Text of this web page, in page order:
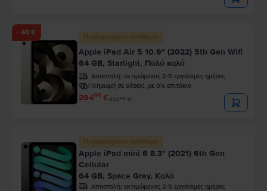
- 40 €
Περιορισμένο απόθεμα
Apple iPad Air 5 10.9" (2022) 5th Gen Wifi
64 GB, Starlight, Πολύ καλό
Αποστολή: εκτιμώμενος 2-5 εργάσιμες ημέρες
Πληρωμή σε δόσεις, με 0% επιτόκιο
39499 €43499€
Περιορισμένο απόθεμα
Apple iPad mini 6 8.3" (2021) 6th Gen
Cellular
64 GB, Space Gray, Καλό
Αποστολή: εκτιμώμενος 2-5 εργάσιμες ημέρες